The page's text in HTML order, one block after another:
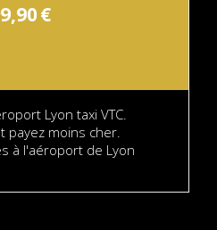
€
Lyon taxi VTC.
payez moins cher.
à l'aéroport de Lyon